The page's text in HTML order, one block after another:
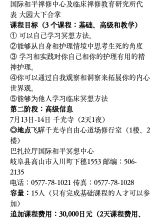
国际和平禅修中心及临床禅修教育研究所代
表 大园大下合掌
课程目标（3 个课程：基础、高级和教学）
① 可以自己学习冥想方法。
②能够从自身和护理情境中思考生死的角度
③ 学习和实践对你自己和你的护理有用的精
神护理。
④你可以通过自我观察和洞察来拓展你的内心
世界观。
⑤能够为他人学习临床冥想方法
第二阶段：高级信息
7月13日-14日 千光寺（2天1夜）
◎地点 飞驒千光寺自由心道场修行室（1楼、2
楼）
巴扎拉厅国际和平冥想中心
岐阜县高山市入川町下穗1553 邮编：506-
2135
电话：0577-78-1021 传真：0577-78-1028
容量： 15人（只有完成基础课程的人才可以参
加）
追加课程费用：30,000日元（2天课程费用、